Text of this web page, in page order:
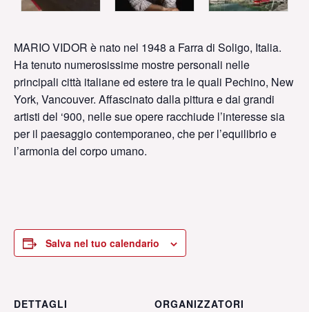
MARIO VIDOR è nato nel 1948 a Farra di Soligo, Italia.
Ha tenuto numerosissime mostre personali nelle
principali città italiane ed estere tra le quali Pechino, New
York, Vancouver. Affascinato dalla pittura e dai grandi
artisti del ‘900, nelle sue opere racchiude l’interesse sia
per il paesaggio contemporaneo, che per l’equilibrio e
l’armonia del corpo umano.
Salva nel tuo calendario
DETTAGLI
ORGANIZZATORI